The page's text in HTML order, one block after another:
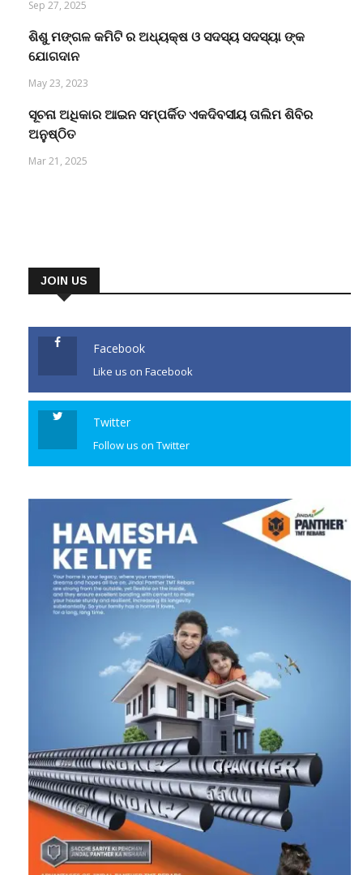
Sep 27, 2025
ଶିଶୁ ମଙ୍ଗଳ କମିଟି ର ଅଧ୍ୟକ୍ଷ ଓ ସଦସ୍ୟ ସଦସ୍ୟା ଙ୍କ
ଯୋଗଦାନ
May 23, 2023
ସୂଚନା ଅଧିକାର ଆଇନ ସମ୍ପର୍କିତ ଏକଦିବସୀୟ ତାଲିମ ଶିବିର
ଅନୁଷ୍ଠିତ
Mar 21, 2025
JOIN US
Facebook
Like us on Facebook
Twitter
Follow us on Twitter